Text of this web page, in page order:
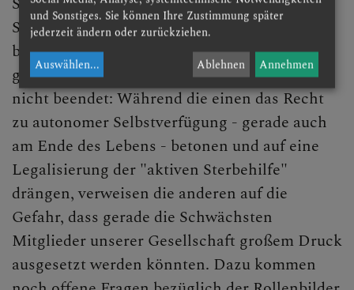
Suizid aufgehoben; die aktive Sterbehilfe
bleibt jedoch weiterhin verboten. Die
gesellschaftliche Diskussion ist damit aber
nicht beendet: Während die einen das Recht
zu autonomer Selbstverfügung - gerade auch
am Ende des Lebens - betonen und auf eine
Legalisierung der "aktiven Sterbehilfe"
drängen, verweisen die anderen auf die
Gefahr, dass gerade die Schwächsten
Mitglieder unserer Gesellschaft großem Druck
ausgesetzt werden könnten. Dazu kommen
und Sonstiges. Sie können Ihre Zustimmung später
jederzeit ändern oder zurückziehen.
Auswählen... Ablehnen Annehmen